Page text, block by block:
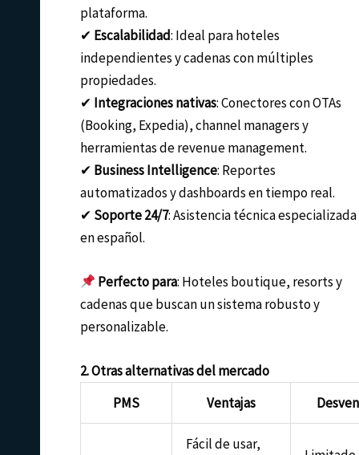
plataforma.
✔ Escalabilidad: Ideal para hoteles
independientes y cadenas con múltiples
propiedades.
✔ Integraciones nativas: Conectores con OTAs
(Booking, Expedia), channel managers y
herramientas de revenue management.
✔ Business Intelligence: Reportes
automatizados y dashboards en tiempo real.
✔ Soporte 24/7: Asistencia técnica especializada
en español.
Perfecto para: Hoteles boutique, resorts y
cadenas que buscan un sistema robusto y
personalizable.
2. Otras alternativas del mercado
PMS
Ventajas
Fácil de usar,